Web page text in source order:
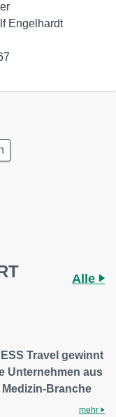
Engelhardt
Alle
Travel gewinnt
Unternehmen aus
Branche
mehr